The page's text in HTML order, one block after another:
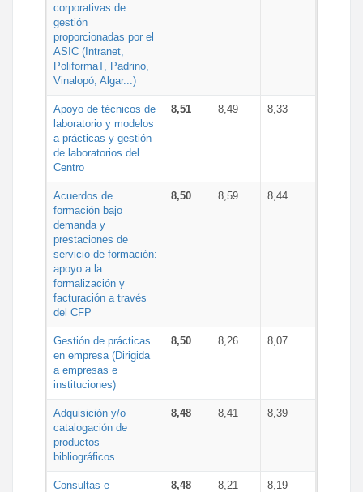
corporativas de
gestión
proporcionadas por el
ASIC (Intranet,
PoliformaT, Padrino,
Vinalopó, Algar...)
Apoyo de técnicos de
laboratorio y modelos
a prácticas y gestión
de laboratorios del
Centro
8,51 8,49 8,33
Acuerdos de
formación bajo
demanda y
prestaciones de
servicio de formación:
apoyo a la
formalización y
facturación a través
del CFP
8,50 8,59 8,44
Gestión de prácticas
en empresa (Dirigida
a empresas e
instituciones)
8,50 8,26 8,07
Adquisición y/o
catalogación de
productos
bibliográficos
8,48 8,41 8,39
Consultas e
8,48 8,21 8,19